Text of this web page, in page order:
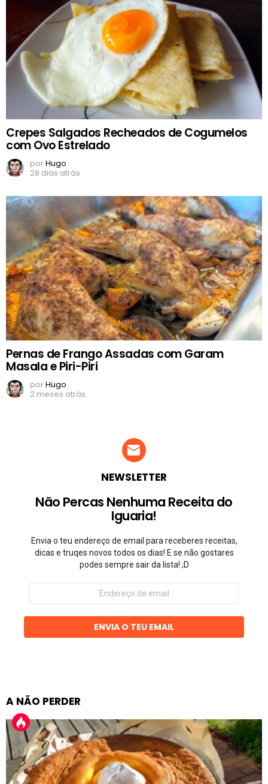
Crepes Salgados Recheados de Cogumelos
com Ovo Estrelado
porHugo
28 dias atrás
Pernas de Frango Assadas com Garam
Masala e Piri-Piri
porHugo
2 meses atrás
NEWSLETTER
Não Percas Nenhuma Receita do
Iguaria!
Envia o teu endereço de email para receberes receitas,
dicas e truqes novos todos os dias! E se não gostares
podes sempre sair da lista! ;D
Endereço
email
ENVIA O TEU EMAIL
A NÃO PERDER